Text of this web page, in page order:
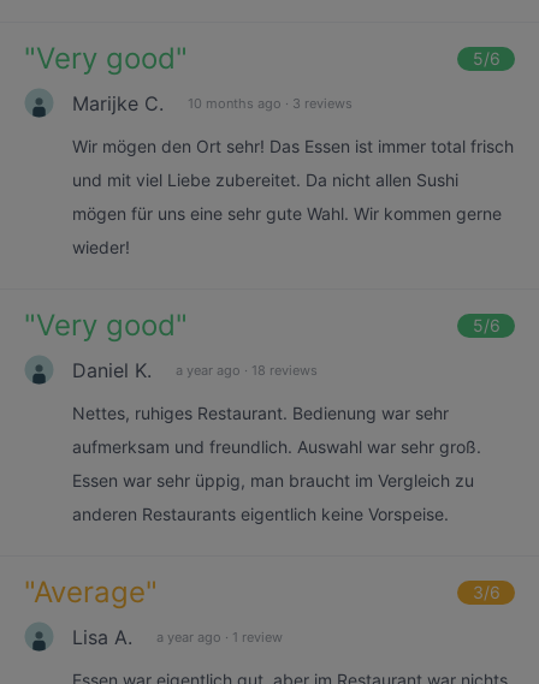
"Very good" 5/6
Marijke C. 10 months ago · 3 reviews
Wir mögen den Ort sehr! Das Essen ist immer total frisch
und mit viel Liebe zubereitet. Da nicht allen Sushi
mögen für uns eine sehr gute Wahl. Wir kommen gerne
wieder!
"Very good" 5/6
Daniel K. a year ago · 18 reviews
Nettes, ruhiges Restaurant. Bedienung war sehr
aufmerksam und freundlich. Auswahl war sehr groß.
Essen war sehr üppig, man braucht im Vergleich zu
anderen Restaurants eigentlich keine Vorspeise.
"Average" 3/6
Lisa A. a year ago · 1 review
Essen war eigentlich gut, aber im Restaurant war nichts